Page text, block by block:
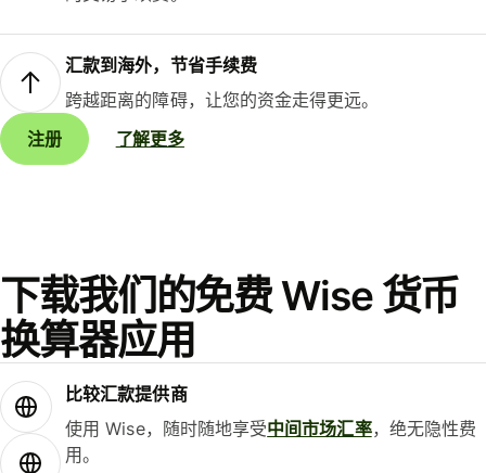
汇款到海外，节省手续费
跨越距离的障碍，让您的资金走得更远。
注册
了解更多
下载我们的免费 Wise 货币
换算器应用
比较汇款提供商
使用 Wise，随时随地享受中间市场汇率，绝无隐性费
用。